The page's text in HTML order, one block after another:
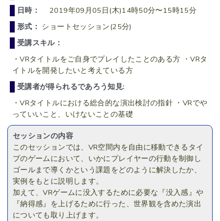
日時：
2019年09月05日(木)14時50分〜15時15分
形式： ショートセッション(25分)
受講スキル：
・VRタイトルをご自身でプレイしたことのある方 ・VRタ
イトルを開発したいと考えている方
受講者が得られるであろう知見:
・VRタイトルにおける総合的な演出検討の指針 ・VRでや
っていいこと、いけないことの基礎
セッションの内容
このセッションでは、VR空間内を自由に移動できるタイ
プのゲームにおいて、いかにプレイヤーの行動を制御し
ゴールまで導くかという課題をどのように解決したか、
実例をもとに説明します。
加えて、VRゲームに没入するために必要な『没入感』や
『納得感』を上げるために行った、世界観を含めた演出
についても取り上げます。